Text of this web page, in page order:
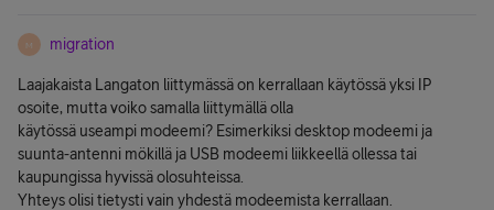
M migration
Laajakaista Langaton liittymässä on kerrallaan käytössä yksi IP
osoite, mutta voiko samalla liittymällä olla
käytössä useampi modeemi? Esimerkiksi desktop modeemi ja
suunta-antenni mökillä ja USB modeemi liikkeellä ollessa tai
kaupungissa hyvissä olosuhteissa.
Yhteys olisi tietysti vain yhdestä modeemista kerrallaan.